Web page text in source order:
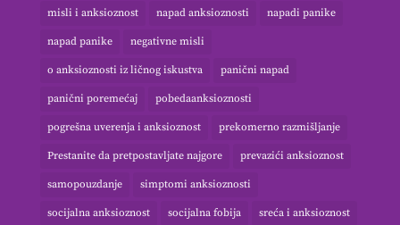
misli i anksioznost napad anksioznosti napadi panike
napad panike negativne misli
o anksioznosti iz ličnog iskustva panični napad
panični poremećaj pobedaanksioznosti
pogrešna uverenja i anksioznost prekomerno razmišljanje
Prestanite da pretpostavljate najgore prevazići anksioznost
samopouzdanje simptomi anksioznosti
socijalna anksioznost socijalna fobija sreća i anksioznost